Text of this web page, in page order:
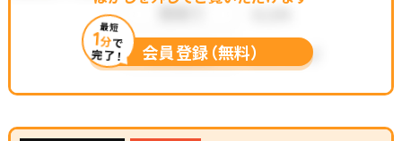
最短
1分で
完了！ 会員登録（無料）